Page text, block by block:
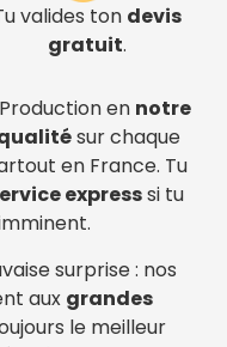
valides ton devis
gratuit.
en notre
sur chaque
en France. Tu
expresssi tu
surprise : nos
aux grandes
le meilleur